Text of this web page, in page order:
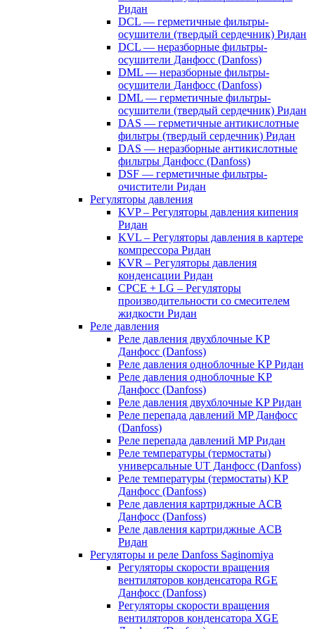
Ридан
DCL — герметичные фильтры-
осушители (твердый сердечник) Ридан
DCL — неразборные фильтры-
осушители Данфосс (Danfoss)
DML — неразборные фильтры-
осушители Данфосс (Danfoss)
DML — герметичные фильтры-
осушители (твердый сердечник) Ридан
DAS — герметичные антикислотные
фильтры (твердый сердечник) Ридан
DAS — неразборные антикислотные
фильтры Данфосс (Danfoss)
DSF — герметичные фильтры-
очистители Ридан
Регуляторы давления
KVP – Регуляторы давления кипения
Ридан
KVL – Регуляторы давления в картере
компрессора Ридан
KVR – Регуляторы давления
конденсации Ридан
CPCE + LG – Регуляторы
производительности со смесителем
жидкости Ридан
Реле давления
Реле давления двухблочные KP
Данфосс (Danfoss)
Реле давления одноблочные KP Ридан
Реле давления одноблочные KP
Данфосс (Danfoss)
Реле давления двухблочные KP Ридан
Реле перепада давлений MP Данфосс
(Danfoss)
Реле перепада давлений MP Ридан
Реле температуры (термостаты)
универсальные UT Данфосс (Danfoss)
Реле температуры (термостаты) KP
Данфосс (Danfoss)
Реле давления картриджные ACB
Данфосс (Danfoss)
Реле давления картриджные ACB
Ридан
Регуляторы и реле Danfoss Saginomiya
Регуляторы скорости вращения
вентиляторов конденсатора RGE
Данфосс (Danfoss)
Регуляторы скорости вращения
вентиляторов конденсатора XGE